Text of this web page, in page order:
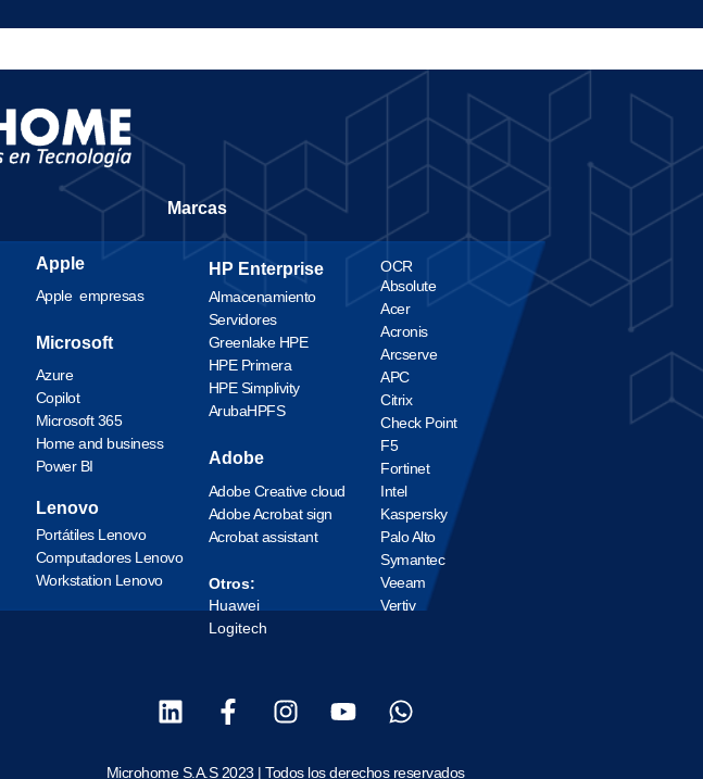
Marcas
Apple
Apple empresas
Microsoft
Azure
Copilot
Microsoft 365
Home and business
Power BI
Lenovo
Portátiles Lenovo
Computadores Lenovo
Workstation Lenovo
HP Enterprise
Almacenamiento
Servidores
Greenlake HPE
HPE Primera
HPE Simplivity
ArubaHPFS
Adobe
Adobe Creative cloud
Adobe Acrobat sign
Acrobat assistant
Otros:
Huawei
Logitech
OCR
Absolute
Acer
Acronis
Arcserve
APC
Citrix
Check Point
F5
Fortinet
Intel
Kaspersky
Palo Alto
Symantec
Veeam
Vertiv
Microhome S.A.S 2023 | Todos los derechos reservados